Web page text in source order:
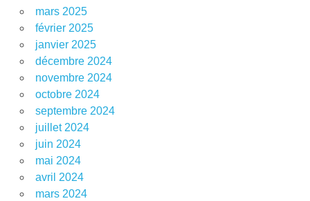
mars 2025
février 2025
janvier 2025
décembre 2024
novembre 2024
octobre 2024
septembre 2024
juillet 2024
juin 2024
mai 2024
avril 2024
mars 2024